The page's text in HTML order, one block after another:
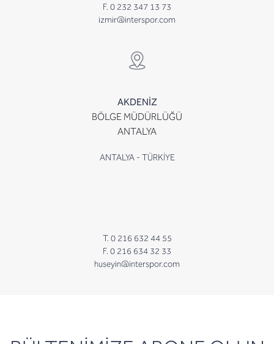
F. 0 232 347 13 73
izmir@interspor.com
AKDENİZ
BÖLGE MÜDÜRLÜĞÜ
ANTALYA
ANTALYA - TÜRKİYE
T. 0 216 632 44 55
F. 0 216 634 32 33
huseyin@interspor.com
newsletter